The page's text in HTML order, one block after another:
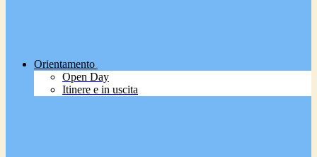
Orientamento
Open Day
Itinere e in uscita